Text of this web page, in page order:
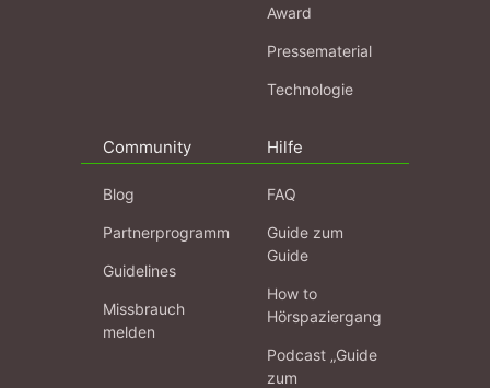
Award
Pressematerial
Technologie
Community
Blog
Partnerprogramm
Guidelines
Missbrauch
melden
Hilfe
FAQ
Guide zum
Guide
How to
Hörspaziergang
Podcast „Guide
zum